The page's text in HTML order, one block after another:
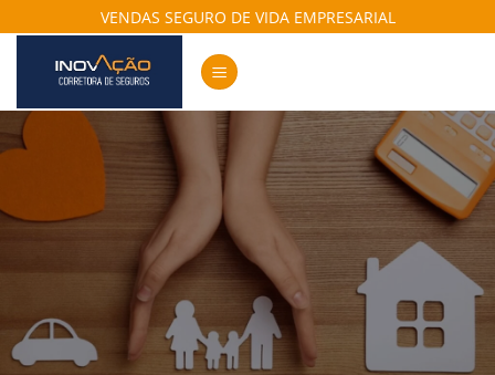
to
content
VENDAS SEGURO DE VIDA EMPRESARIAL